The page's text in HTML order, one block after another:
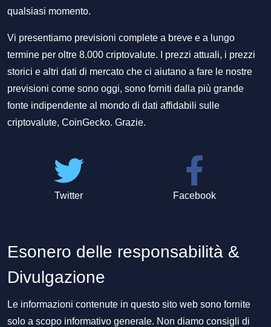
qualsiasi momento.
Vi presentiamo previsioni complete a breve e a lungo
termine per oltre 8.000 criptovalute. I prezzi attuali, i prezzi
storici e altri dati di mercato che ci aiutano a fare le nostre
previsioni come sono oggi, sono forniti dalla più grande
fonte indipendente al mondo di dati affidabili sulle
criptovalute, CoinGecko. Grazie.
Twitter Facebook
Esonero delle responsabilità &
Divulgazione
Le informazioni contenute in questo sito web sono fornite
solo a scopo informativo generale. Non diamo consigli di